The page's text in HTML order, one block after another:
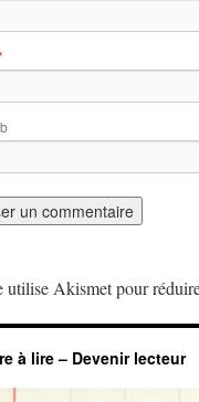
utilise Akismet pour
à lire – Devenir lecteur